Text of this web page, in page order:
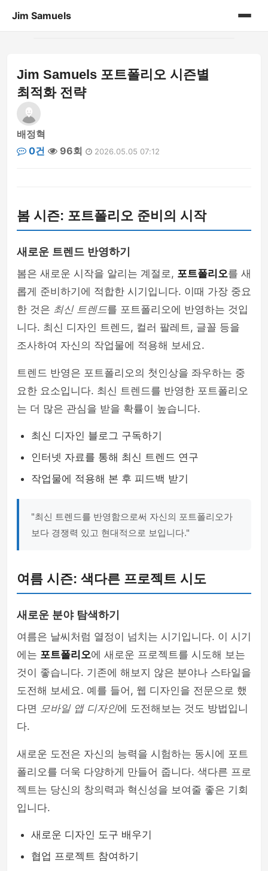
Jim Samuels
개인 포트폴리오
Jim Samuels 포트폴리오 시즌별
최적화 전략
배정혁
0건
96회 2026.05.05 07:12
봄 시즌: 포트폴리오 준비의 시작
새로운 트렌드 반영하기
봄은 새로운 시작을 알리는 계절로, 포트폴리오를 새
롭게 준비하기에 적합한 시기입니다. 이때 가장 중요
한 것은 최신 트렌드를 포트폴리오에 반영하는 것입
니다. 최신 디자인 트렌드, 컬러 팔레트, 글꼴 등을
조사하여 자신의 작업물에 적용해 보세요.
트렌드 반영은 포트폴리오의 첫인상을 좌우하는 중
요한 요소입니다. 최신 트렌드를 반영한 포트폴리오
는 더 많은 관심을 받을 확률이 높습니다.
최신 디자인 블로그 구독하기
인터넷 자료를 통해 최신 트렌드 연구
작업물에 적용해 본 후 피드백 받기
"최신 트렌드를 반영함으로써 자신의 포트폴리오가
보다 경쟁력 있고 현대적으로 보입니다."
여름 시즌: 색다른 프로젝트 시도
새로운 분야 탐색하기
여름은 날씨처럼 열정이 넘치는 시기입니다. 이 시기
에는 포트폴리오에 새로운 프로젝트를 시도해 보는
것이 좋습니다. 기존에 해보지 않은 분야나 스타일을
도전해 보세요. 예를 들어, 웹 디자인을 전문으로 했
다면 모바일 앱 디자인에 도전해보는 것도 방법입니
다.
새로운 도전은 자신의 능력을 시험하는 동시에 포트
폴리오를 더욱 다양하게 만들어 줍니다. 색다른 프로
젝트는 당신의 창의력과 혁신성을 보여줄 좋은 기회
입니다.
새로운 디자인 도구 배우기
협업 프로젝트 참여하기